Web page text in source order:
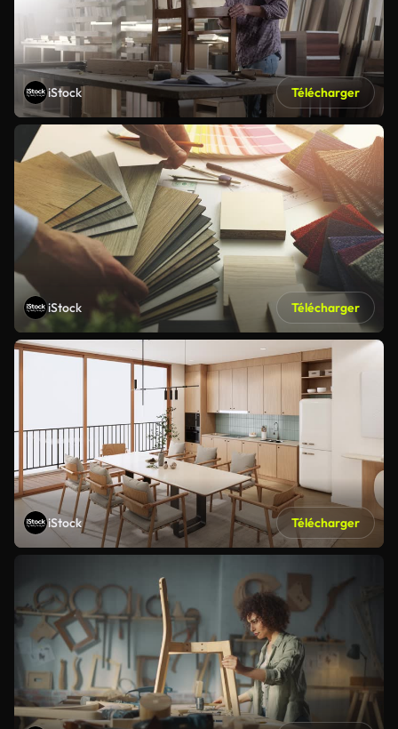
iStock Télécharger
iStock Télécharger
iStock Télécharger